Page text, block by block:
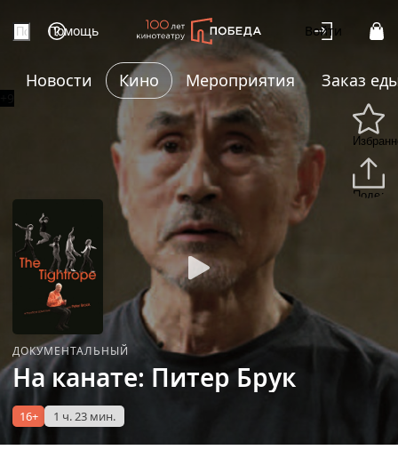
Помощь Войти
Новости Кино Мероприятия Заказ
ДОКУМЕНТАЛЬНЫЙ
На канате: Питер Брук
16+ 1 ч. 23 мин.